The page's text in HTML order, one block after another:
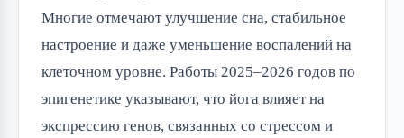
Многие отмечают улучшение сна, стабильное
настроение и даже уменьшение воспалений на
клеточном уровне. Работы 2025–2026 годов по
эпигенетике указывают, что йога влияет на
экспрессию генов, связанных со стрессом и